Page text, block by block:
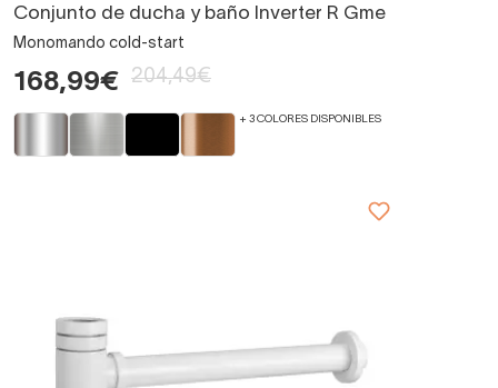
Conjunto de ducha y baño Inverter R Gme
Monomando cold-start
168,99€ 204,49€
+ 3 COLORES DISPONIBLES